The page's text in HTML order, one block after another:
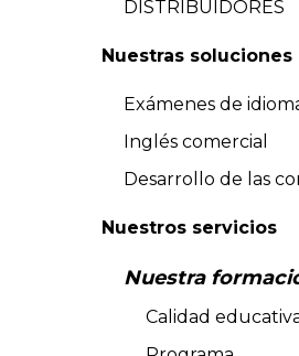
DISTRIBUIDORES
Nuestras soluciones
Exámenes de
Inglés comercial
Desarrollo de las
Nuestros servicios
Nuestra
Calidad